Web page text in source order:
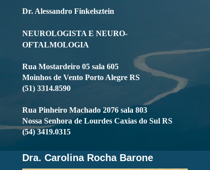
Dr. Alessandro Finkelsztein
NEUROLOGISTA E NEURO-
OFTALMOLOGIA
Rua Mostardeiro 05 sala 605
Moinhos de Vento Porto Alegre RS
(51) 3314.8590
Rua Pinheiro Machado 2076 sala 803
Nossa Senhora de Lourdes Caxias do Sul RS
(54) 3419.0315
Dra. Carolina Rocha Barone